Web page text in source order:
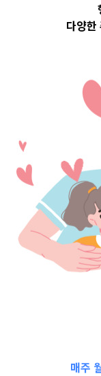
서
구
소
다양한
매주